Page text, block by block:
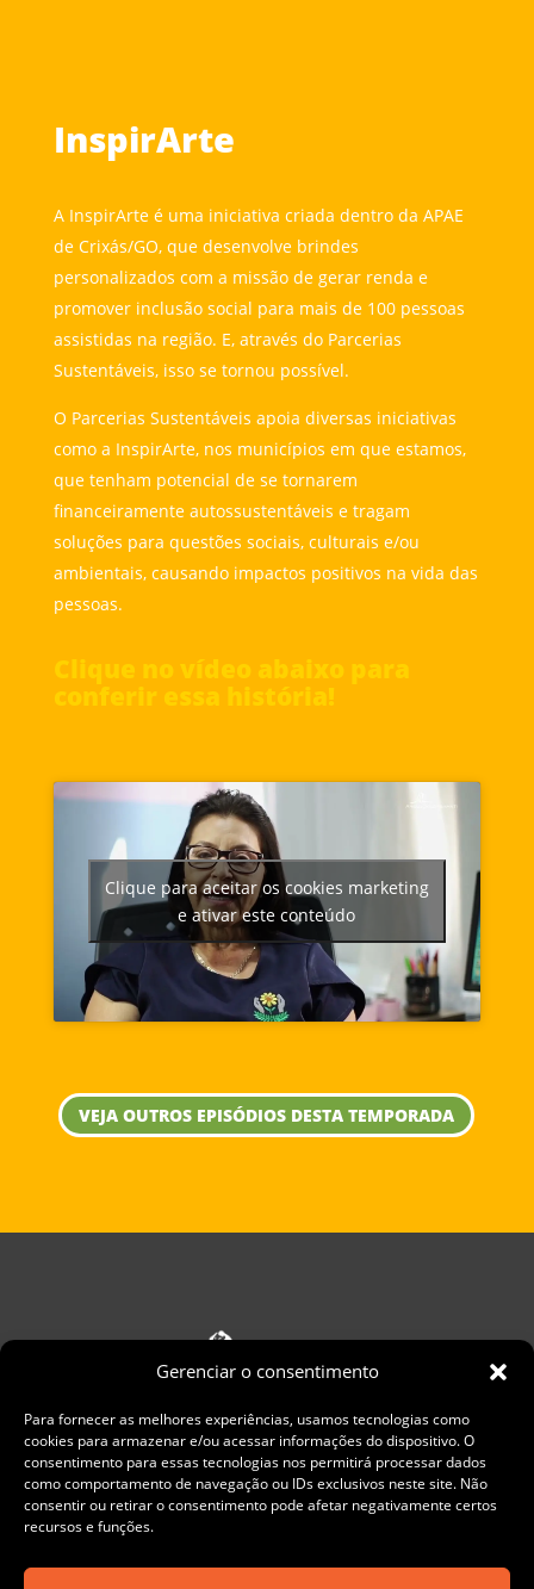
Gerenciar o consentimento
Para fornecer as melhores experiências, usamos tecnologias como
cookies para armazenar e/ou acessar informações do dispositivo. O
consentimento para essas tecnologias nos permitirá processar dados
como comportamento de navegação ou IDs exclusivos neste site. Não
consentir ou retirar o consentimento pode afetar negativamente certos
recursos e funções.
InspirArte
A InspirArte é uma iniciativa criada dentro da APAE
de Crixás/GO, que desenvolve brindes
personalizados com a missão de gerar renda e
promover inclusão social para mais de 100 pessoas
assistidas na região. E, através do Parcerias
Sustentáveis, isso se tornou possível.
O Parcerias Sustentáveis apoia diversas iniciativas
como a InspirArte, nos municípios em que estamos,
que tenham potencial de se tornarem
financeiramente autossustentáveis e tragam
soluções para questões sociais, culturais e/ou
ambientais, causando impactos positivos na vida das
pessoas.
Clique no vídeo abaixo para
conferir essa história!
Clique para aceitar os cookies marketing
e ativar este conteúdo
VEJA OUTROS EPISÓDIOS DESTA TEMPORADA